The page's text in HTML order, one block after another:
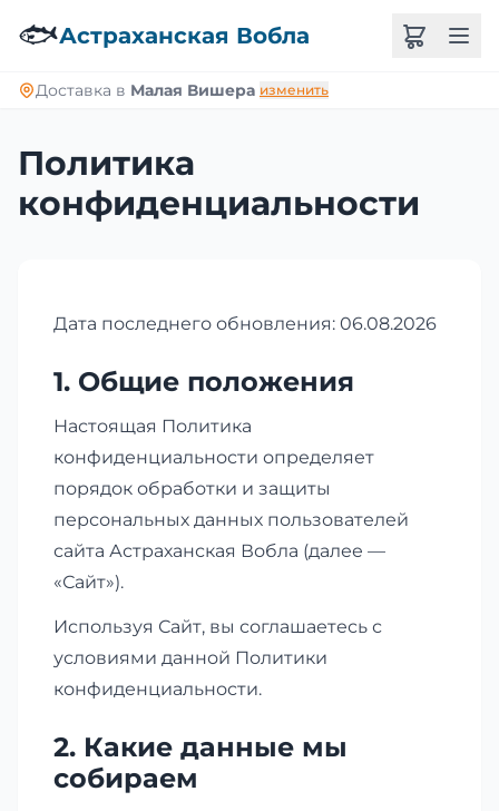
🐟Астраханская Вобла
Доставка в Малая Вишера изменить
Политика
конфиденциальности
Дата последнего обновления: 06.08.2026
1. Общие положения
Настоящая Политика
конфиденциальности определяет
порядок обработки и защиты
персональных данных пользователей
сайта Астраханская Вобла (далее —
«Сайт»).
Используя Сайт, вы соглашаетесь с
условиями данной Политики
конфиденциальности.
2. Какие данные мы
собираем